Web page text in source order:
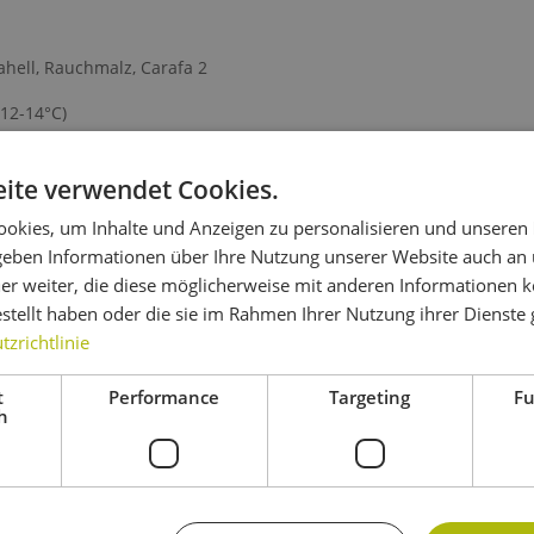
Rauchmalz, Carafa 2
14°C)
"Czech Pils" verwendet werden.Lieferzeit abhängig von
Zubehör notwendig sein :
Braukessel zur Erhitzung des Nachguss, 1 x Läutergefäß
der Bierwürze nach dem Hopfenkochen, Gärbehältnisse,
Flaschen für die Abfüllung (evtl. Kronenkorken und
Dunkles" (Rezept Februar #2017)"
verwendet Cookies.
um Inhalte und Anzeigen zu personalisieren und
Informationen über Ihre Nutzung unserer Website auch an
weiter, die diese möglicherweise mit anderen Informationen
haben oder die sie im Rahmen Ihrer Nutzung ihrer Dienste
Performance Targeting